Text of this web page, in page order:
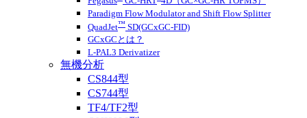
Paradigm Flow Modulator and Shift Flow Splitter
QuadJet™ SD(GCxGC-FID)
GCxGCとは？
L-PAL3 Derivatizer
無機分析
CS844型
CS744型
TF4/TF2型